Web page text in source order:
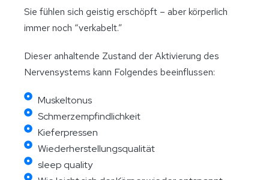
Sie fühlen sich geistig erschöpft – aber körperlich
immer noch “verkabelt.”
Dieser anhaltende Zustand der Aktivierung des
Nervensystems kann Folgendes beeinflussen:
Muskeltonus
Schmerzempfindlichkeit
Kieferpressen
Wiederherstellungsqualität
sleep quality